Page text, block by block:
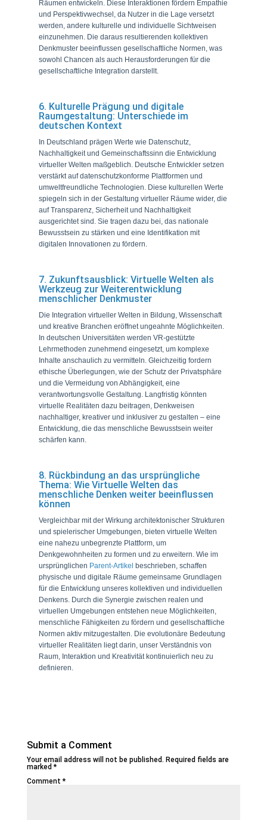
Räumen entwickeln. Diese Interaktionen fördern Empathie
und Perspektivwechsel, da Nutzer in die Lage versetzt
werden, andere kulturelle und individuelle Sichtweisen
einzunehmen. Die daraus resultierenden kollektiven
Denkmuster beeinflussen gesellschaftliche Normen, was
sowohl Chancen als auch Herausforderungen für die
gesellschaftliche Integration darstellt.
6. Kulturelle Prägung und digitale
Raumgestaltung: Unterschiede im
deutschen Kontext
In Deutschland prägen Werte wie Datenschutz,
Nachhaltigkeit und Gemeinschaftssinn die Entwicklung
virtueller Welten maßgeblich. Deutsche Entwickler setzen
verstärkt auf datenschutzkonforme Plattformen und
umweltfreundliche Technologien. Diese kulturellen Werte
spiegeln sich in der Gestaltung virtueller Räume wider, die
auf Transparenz, Sicherheit und Nachhaltigkeit
ausgerichtet sind. Sie tragen dazu bei, das nationale
Bewusstsein zu stärken und eine Identifikation mit
digitalen Innovationen zu fördern.
7. Zukunftsausblick: Virtuelle Welten als
Werkzeug zur Weiterentwicklung
menschlicher Denkmuster
Die Integration virtueller Welten in Bildung, Wissenschaft
und kreative Branchen eröffnet ungeahnte Möglichkeiten.
In deutschen Universitäten werden VR-gestützte
Lehrmethoden zunehmend eingesetzt, um komplexe
Inhalte anschaulich zu vermitteln. Gleichzeitig fordern
ethische Überlegungen, wie der Schutz der Privatsphäre
und die Vermeidung von Abhängigkeit, eine
verantwortungsvolle Gestaltung. Langfristig könnten
virtuelle Realitäten dazu beitragen, Denkweisen
nachhaltiger, kreativer und inklusiver zu gestalten – eine
Entwicklung, die das menschliche Bewusstsein weiter
schärfen kann.
8. Rückbindung an das ursprüngliche
Thema: Wie Virtuelle Welten das
menschliche Denken weiter beeinflussen
können
Vergleichbar mit der Wirkung architektonischer Strukturen
und spielerischer Umgebungen, bieten virtuelle Welten
eine nahezu unbegrenzte Plattform, um
Denkgewohnheiten zu formen und zu erweitern. Wie im
ursprünglichen Parent-Artikel beschrieben, schaffen
physische und digitale Räume gemeinsame Grundlagen
für die Entwicklung unseres kollektiven und individuellen
Denkens. Durch die Synergie zwischen realen und
virtuellen Umgebungen entstehen neue Möglichkeiten,
menschliche Fähigkeiten zu fördern und gesellschaftliche
Normen aktiv mitzugestalten. Die evolutionäre Bedeutung
virtueller Realitäten liegt darin, unser Verständnis von
Raum, Interaktion und Kreativität kontinuierlich neu zu
definieren.
Submit a Comment
Your email address will not be published. Required fields are
marked*
Comment*